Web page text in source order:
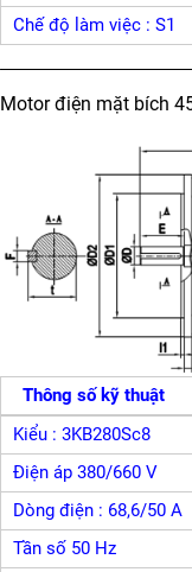
Chế độ làm việc : S1
Motor điện mặt bích
Thông số kỹ thuật
Kiểu : 3KB280Sc8
Điện áp 380/660 V
Dòng điện : 68,6/50 A
Tần số 50 Hz